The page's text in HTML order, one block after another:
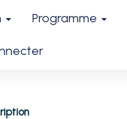
Programme